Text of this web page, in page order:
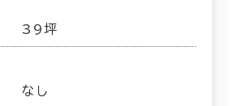
39坪
なし